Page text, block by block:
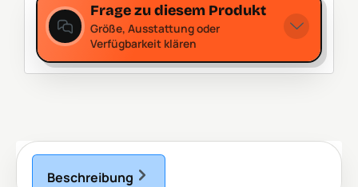
Frage zu diesem Produkt
Größe, Ausstattung oder
Verfügbarkeit klären
Beschreibung